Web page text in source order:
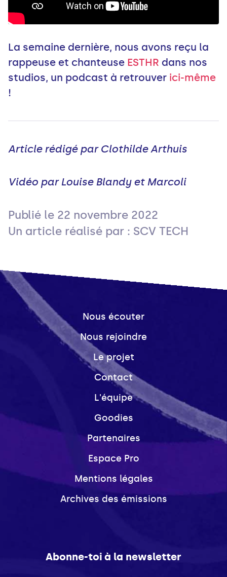
La semaine dernière, nous avons reçu la
rappeuse et chanteuse ESTHR dans nos
studios, un podcast à retrouver ici-même
!
Article rédigé par Clothilde Arthuis
Vidéo par Louise Blandy et Marcoli
Publié le 22 novembre 2022
Un article réalisé par : SCV TECH
Nous écouter
Nous rejoindre
Le projet
Contact
L'équipe
Goodies
Partenaires
Espace Pro
Mentions légales
Archives des émissions
Abonne-toi à la newsletter